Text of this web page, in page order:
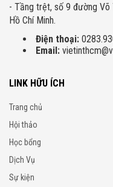
- Tầng trệt, số 9 đường Võ
Hồ Chí Minh.
Điện thoại:
Email:
LINK HỮU ÍCH
Trang chủ
Hội thảo
Học bổng
Dịch Vụ
Sự kiện